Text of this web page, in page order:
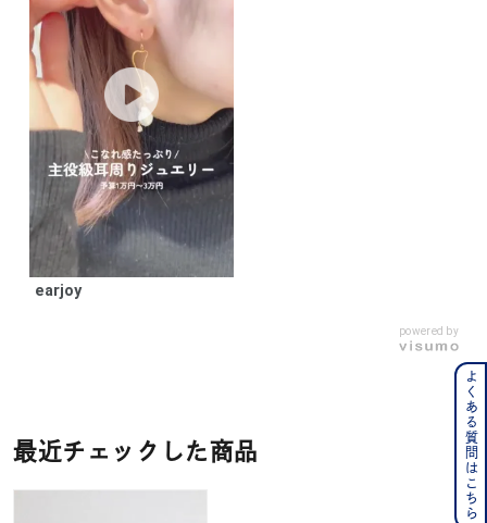
earjoy
powered by
最近チェックした商品 よくある質問はこちら